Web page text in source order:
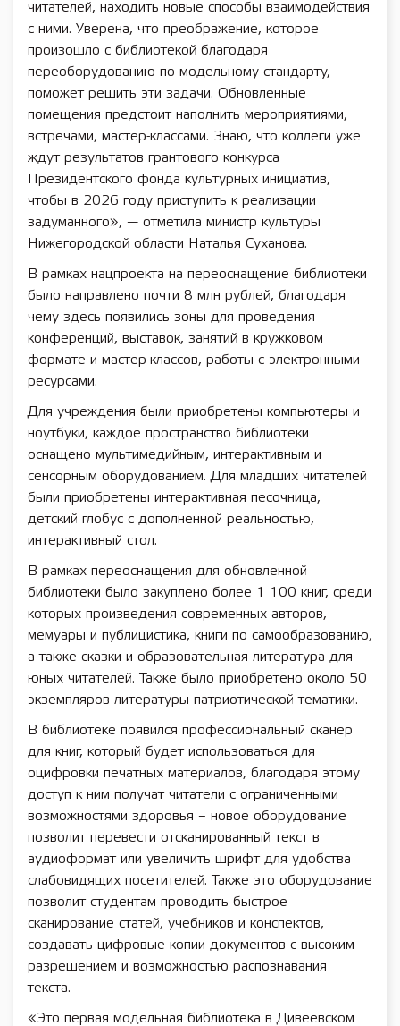
читателей, находить новые способы взаимодействия
с ними. Уверена, что преображение, которое
произошло с библиотекой благодаря
переоборудованию по модельному стандарту,
поможет решить эти задачи. Обновленные
помещения предстоит наполнить мероприятиями,
встречами, мастер-классами. Знаю, что коллеги уже
ждут результатов грантового конкурса
Президентского фонда культурных инициатив,
чтобы в 2026 году приступить к реализации
задуманного», — отметила министр культуры
Нижегородской области Наталья Суханова.
В рамках нацпроекта на переоснащение библиотеки
было направлено почти 8 млн рублей, благодаря
чему здесь появились зоны для проведения
конференций, выставок, занятий в кружковом
формате и мастер-классов, работы с электронными
ресурсами.
Для учреждения были приобретены компьютеры и
ноутбуки, каждое пространство библиотеки
оснащено мультимедийным, интерактивным и
сенсорным оборудованием. Для младших читателей
были приобретены интерактивная песочница,
детский глобус с дополненной реальностью,
интерактивный стол.
В рамках переоснащения для обновленной
библиотеки было закуплено более 1 100 книг, среди
которых произведения современных авторов,
мемуары и публицистика, книги по самообразованию,
а также сказки и образовательная литература для
юных читателей. Также было приобретено около 50
экземпляров литературы патриотической тематики.
В библиотеке появился профессиональный сканер
для книг, который будет использоваться для
оцифровки печатных материалов, благодаря этому
доступ к ним получат читатели с ограниченными
возможностями здоровья – новое оборудование
позволит перевести отсканированный текст в
аудиоформат или увеличить шрифт для удобства
слабовидящих посетителей. Также это оборудование
позволит студентам проводить быстрое
сканирование статей, учебников и конспектов,
создавать цифровые копии документов с высоким
разрешением и возможностью распознавания
текста.
«Это первая модельная библиотека в Дивеевском